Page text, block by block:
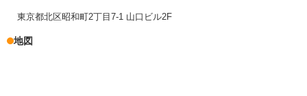
東京都北区昭和町2丁目7-1 山口ビル2F
地図